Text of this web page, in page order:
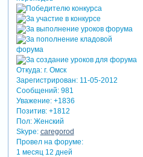
Откуда:г. Омск
Зарегистрирован: 11-05-2012
Сообщений:981
Уважение: +1836
Позитив: +1812
Пол:Женский
Skype: caregorod
Провел на форуме:
1 месяц 12 дней